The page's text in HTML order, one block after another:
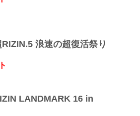
RIZIN.5 浪速の超復活祭り
LANDMARK 16 in